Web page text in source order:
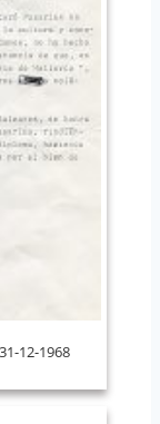
12-1968